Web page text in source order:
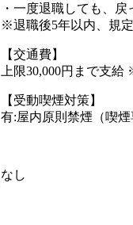
・一度退職しても、
※退職後5年以内、規
【交通費】
上限30,000円まで支
【受動喫煙対策】
有:屋内原則禁煙（喫煙
なし